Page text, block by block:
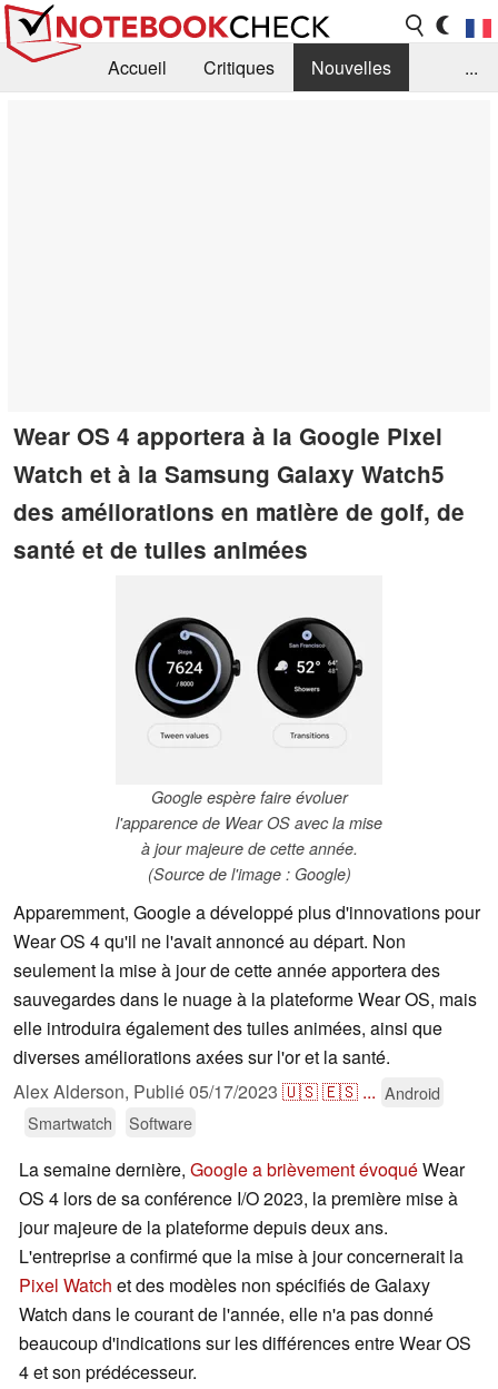
Accueil Critiques
Nouvelles
...
Wear OS 4 apportera à la Google Pixel
Watch et à la Samsung Galaxy Watch5
des améliorations en matière de golf, de
santé et de tuiles animées
Google espère faire évoluer
l'apparence de Wear OS avec la mise
à jour majeure de cette année.
(Source de l'image : Google)
Apparemment, Google a développé plus d'innovations pour
Wear OS 4 qu'il ne l'avait annoncé au départ. Non
seulement la mise à jour de cette année apportera des
sauvegardes dans le nuage à la plateforme Wear OS, mais
elle introduira également des tuiles animées, ainsi que
diverses améliorations axées sur l'or et la santé.
Alex Alderson, Publié05/17/2023 🇺🇸🇪🇸 ... Android
Smartwatch
Software
La semaine dernière, Google a brièvement évoquéWear
OS 4 lors de sa conférence I/O 2023, la première mise à
jour majeure de la plateforme depuis deux ans.
L'entreprise a confirmé que la mise à jour concernerait la
Pixel Watch et des modèles non spécifiés de Galaxy
Watch dans le courant de l'année, elle n'a pas donné
beaucoup d'indications sur les différences entre Wear OS
4 et son prédécesseur.